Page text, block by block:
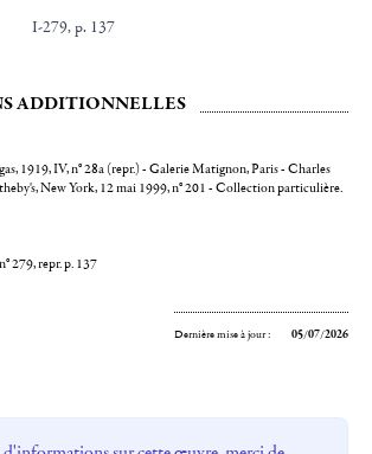
I-279, p. 137
ADDITIONNELLES
1919, IV, n° 28a (repr.) - Galerie Matignon, Paris - Charles
New York, 12 mai 1999, n° 201 - Collection particulière.
279, repr. p. 137
Dernière mise à jour : 05/07/2026